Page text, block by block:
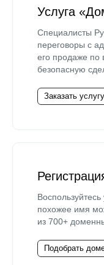
Услуга
Специалисты
переговоры с
его продаже по
безопасную
Заказать услугу
похожее имя
из 700+
Подобрать